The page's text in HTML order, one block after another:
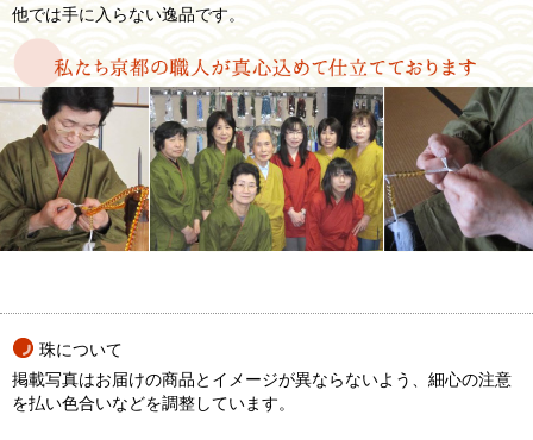
他では手に入らない逸品です。
珠について
掲載写真はお届けの商品とイメージが異ならないよう、細心の注意
を払い色合いなどを調整しています。